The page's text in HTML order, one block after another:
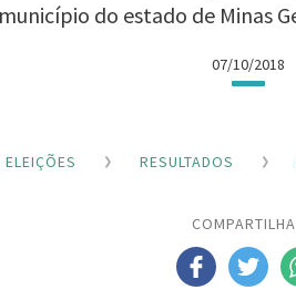
do estado de Minas
07/10/2018
ELEIÇÕES RESULTADOS